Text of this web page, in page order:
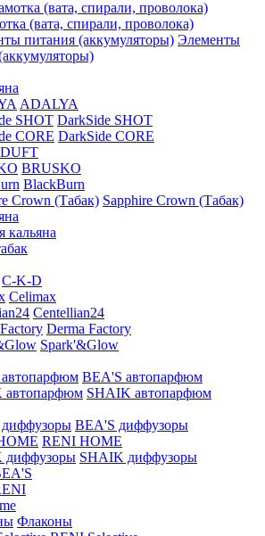
(вата, спирали, проволока)
Элементы
ADALYA
DarkSide SHOT
DarkSide CORE
DUFT
BRUSKO
BlackBurn
Sapphire Crown (Табак)
кальяна
C-K-D
Celimax
Centellian24
Derma Factory
Spark'&Glow
BEA'S автопарфюм
SHAIK автопарфюм
BEA'S диффузоры
RENI HOME
SHAIK диффузоры
Флаконы